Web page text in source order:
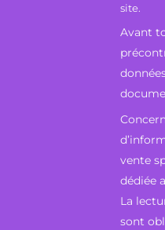
site.
Avant
vente
dédiée
La
sont